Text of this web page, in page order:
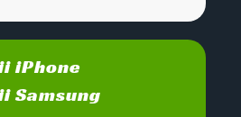
iPhone
Samsung